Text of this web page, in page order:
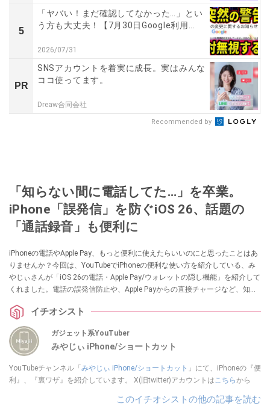
5
「ヤバい！まだ確認してなかった…」とい
う方も大丈夫！【7月30日Google利用...
2026/07/31
PR
SNSアカウントを着実に成長。実はみんな
ココ使ってます。
Dreaw合同会社
Recommended by
「知らない間に電話してた…」を卒業。
iPhone「誤発信」を防ぐiOS 26、話題の
「通話録音」も便利に
iPhoneの電話やApple Pay、もっと便利に使えたらいいのにと思ったことはあ
りませんか？今回は、YouTubeでiPhoneの便利な使い方を紹介している、み
やじぃさんが「iOS 26の電話・Apple Pay/ウォレットの隠し機能」を紹介して
くれました。電話の誤発信防止や、Apple Payからの直接チャージなど、知っ
イチオシスト
ガジェット系YouTuber
みやじぃ iPhone/ショートカット
YouTubeチャンネル「みやじぃ iPhone/ショートカット 」にて、iPhoneの『便
利』、『裏ワザ』を紹介しています。 X(旧twitter)アカウントはこちらから
このイチオシストの他の記事を読む